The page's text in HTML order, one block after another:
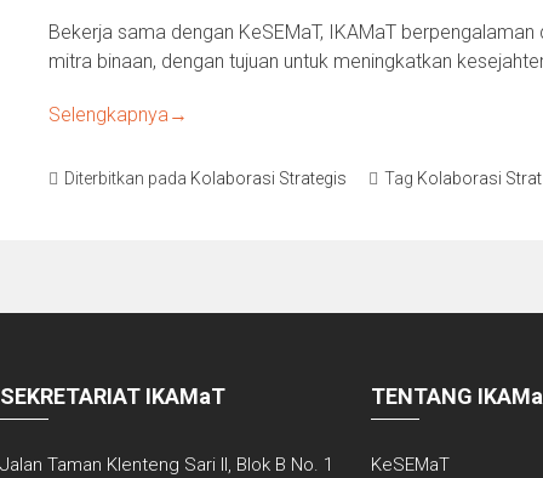
Bekerja sama dengan KeSEMaT, IKAMaT
mitra binaan, dengan tujuan untuk meningkatkan
Selengkapnya→
Diterbitkan pada Kolaborasi Strategis Tag Kolaborasi
SEKRETARIAT IKAMaT
Jalan Taman Klenteng Sari II, Blok B No. 1
TENTANG
KeSEMaT